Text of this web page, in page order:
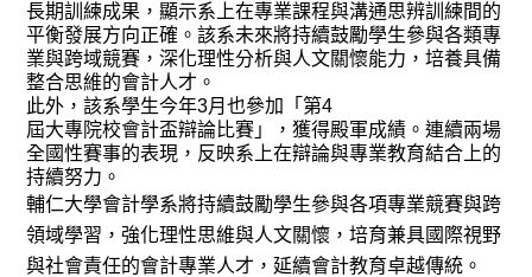
長期訓練成果，顯示系上在專業課程與溝通思辨訓練間的
平衡發展方向正確。該系未來將持續鼓勵學生參與各類專
業與跨域競賽，深化理性分析與人文關懷能力，培養具備
整合思維的會計人才。
此外，該系學生今年3月也參加「第4
屆大專院校會計盃辯論比賽」，獲得殿軍成績。連續兩場
全國性賽事的表現，反映系上在辯論與專業教育結合上的
持續努力。
輔仁大學會計學系將持續鼓勵學生參與各項專業競賽與跨
領域學習，強化理性思維與人文關懷，培育兼具國際視野
與社會責任的會計專業人才，延續會計教育卓越傳統。